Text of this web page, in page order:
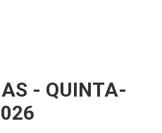
- QUINTA-